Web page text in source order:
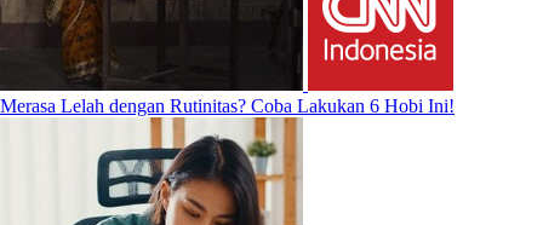
Merasa Lelah dengan Rutinitas? Coba Lakukan 6 Hobi Ini!